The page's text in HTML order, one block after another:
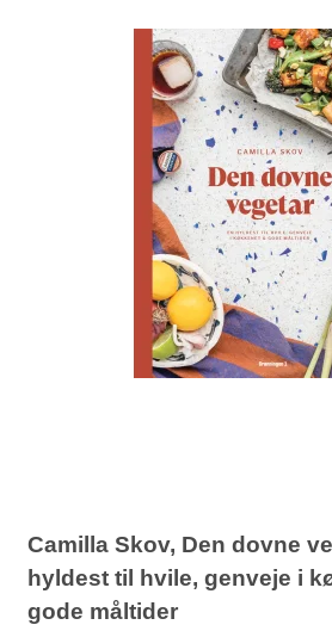
Camilla Skov, Den dovne
hyldest til hvile, genveje i
gode måltider